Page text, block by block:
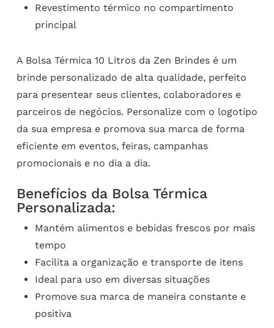
Revestimento térmico no compartimento
principal
A Bolsa Térmica 10 Litros da Zen Brindes é um
brinde personalizado de alta qualidade, perfeito
para presentear seus clientes, colaboradores e
parceiros de negócios. Personalize com o logotipo
da sua empresa e promova sua marca de forma
eficiente em eventos, feiras, campanhas
promocionais e no dia a dia.
Benefícios da Bolsa Térmica
Personalizada:
Mantém alimentos e bebidas frescos por mais
tempo
Facilita a organização e transporte de itens
Ideal para uso em diversas situações
Promove sua marca de maneira constante e
positiva